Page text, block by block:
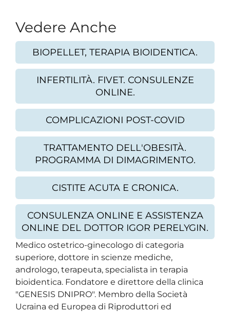
Vedere Anche
BIOPELLET, TERAPIA BIOIDENTICA.
INFERTILITÀ. FIVET. CONSULENZE
ONLINE.
COMPLICAZIONI POST-COVID
TRATTAMENTO DELL'OBESITÀ.
PROGRAMMA DI DIMAGRIMENTO.
CISTITE ACUTA E CRONICA.
CONSULENZA ONLINE E ASSISTENZA
ONLINE DEL DOTTOR IGOR PERELYGIN.
Medico ostetrico-ginecologo di categoria
superiore, dottore in scienze mediche,
andrologo, terapeuta, specialista in terapia
bioidentica. Fondatore e direttore della clinica
"GENESIS DNIPRO". Membro della Società
Ucraina ed Europea di Riproduttori ed